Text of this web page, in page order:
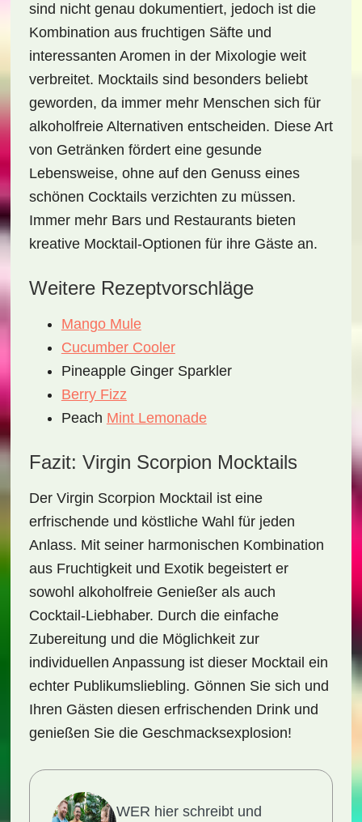
sind nicht genau dokumentiert, jedoch ist die
Kombination aus fruchtigen Säfte und
interessanten Aromen in der Mixologie weit
verbreitet. Mocktails sind besonders beliebt
geworden, da immer mehr Menschen sich für
alkoholfreie Alternativen entscheiden. Diese Art
von Getränken fördert eine gesunde
Lebensweise, ohne auf den Genuss eines
schönen Cocktails verzichten zu müssen.
Immer mehr Bars und Restaurants bieten
kreative Mocktail-Optionen für ihre Gäste an.
Weitere Rezeptvorschläge
Mango Mule
Cucumber Cooler
Pineapple Ginger Sparkler
Berry Fizz
Peach Mint Lemonade
Fazit: Virgin Scorpion Mocktails
Der Virgin Scorpion Mocktail ist eine
erfrischende und köstliche Wahl für jeden
Anlass. Mit seiner harmonischen Kombination
aus Fruchtigkeit und Exotik begeistert er
sowohl alkoholfreie Genießer als auch
Cocktail-Liebhaber. Durch die einfache
Zubereitung und die Möglichkeit zur
individuellen Anpassung ist dieser Mocktail ein
echter Publikumsliebling. Gönnen Sie sich und
Ihren Gästen diesen erfrischenden Drink und
genießen Sie die Geschmacksexplosion!
WER hier schreibt und